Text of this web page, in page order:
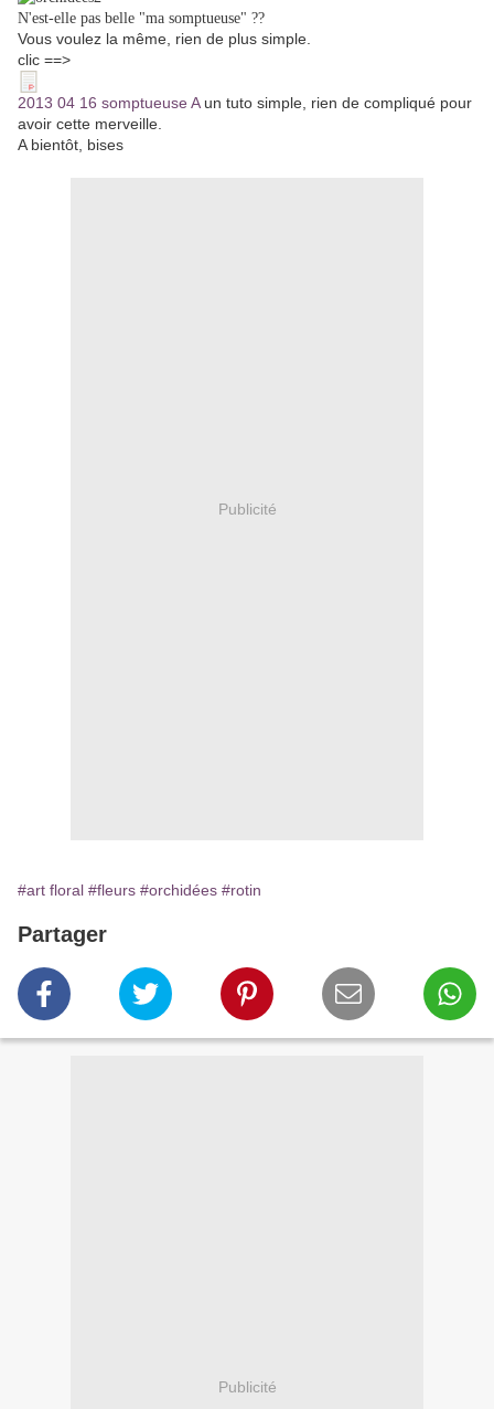
N'est-elle pas belle "ma somptueuse" ??
Vous voulez la même, rien de plus simple.
clic ==>
2013 04 16 somptueuse Aun tuto simple, rien de compliqué pour
avoir cette merveille.
A bientôt, bises
Publicité
#art floral #fleurs #orchidées #rotin
Partager
Publicité